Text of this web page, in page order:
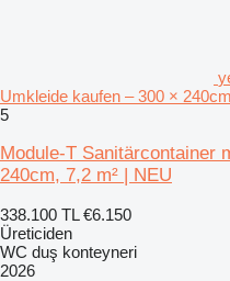
Umkleide kaufen – 300 ×
5
Module-T Sanitärcontainer
240cm, 7,2 m² | NEU
338.100 TL €6.150
Üreticiden
WC duş konteyneri
2026